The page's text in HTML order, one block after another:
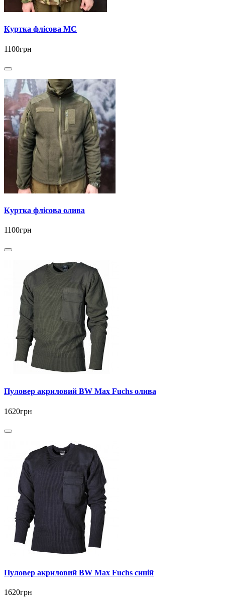
Куртка флісова МС
1100грн
Куртка флісова олива
1100грн
Пуловер акриловий BW Max Fuchs олива
1620грн
Пуловер акриловий BW Max Fuchs синій
1620грн